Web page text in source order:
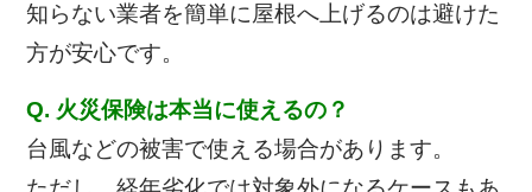
知らない業者を簡単に屋根へ上げるのは避けた
方が安心です。
Q. 火災保険は本当に使えるの？
台風などの被害で使える場合があります。